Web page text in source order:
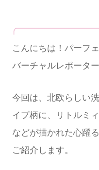
こんにちは！パーフ
バーチャルレポータ
今回は、北欧らしい
イプ柄に、リトルミ
などが描かれた心躍
ご紹介します。